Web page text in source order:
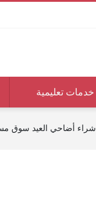
خدمات تعليمية
شراء أضاحي العيد سوق